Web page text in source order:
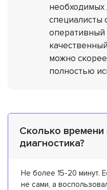
необходимых
специалисты
оперативный
можно
полностью
Сколько времени
диагностика?
Не более 15-20 минут.
не сами, а